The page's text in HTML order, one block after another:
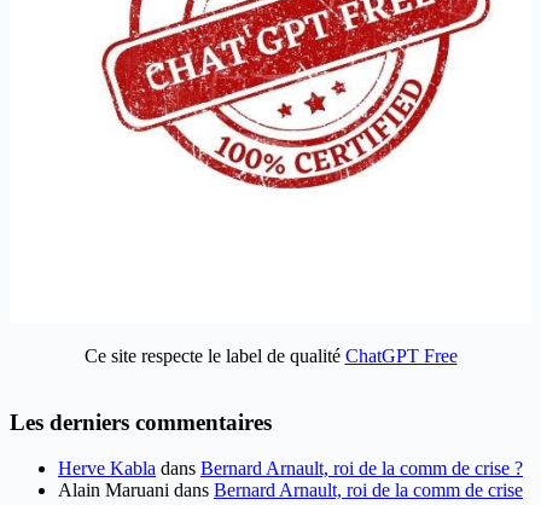
Ce site respecte le label de qualité ChatGPT Free
Les derniers commentaires
Herve Kabla dans Bernard Arnault, roi de la comm de crise ?
Alain Maruani dans Bernard Arnault, roi de la comm de crise